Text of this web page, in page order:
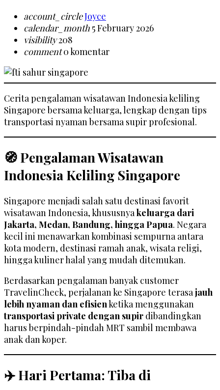
account_circleJoyce
calendar_month 5 February 2026
visibility208
comment0 komentar
Cerita pengalaman wisatawan Indonesia keliling
Singapore bersama keluarga, lengkap dengan tips
transportasi nyaman bersama supir profesional.
🧭 Pengalaman Wisatawan
Indonesia Keliling Singapore
Singapore menjadi salah satu destinasi favorit
wisatawan Indonesia, khususnya keluarga dari
Jakarta, Medan, Bandung, hingga Papua. Negara
kecil ini menawarkan kombinasi sempurna antara
kota modern, destinasi ramah anak, wisata religi,
hingga kuliner halal yang mudah ditemukan.
Berdasarkan pengalaman banyak customer
TravelinCheck, perjalanan ke Singapore terasa jauh
lebih nyaman dan efisienketika menggunakan
transportasi private dengan supir dibandingkan
harus berpindah-pindah MRT sambil membawa
anak dan koper.
✈️ Hari Pertama: Tiba di